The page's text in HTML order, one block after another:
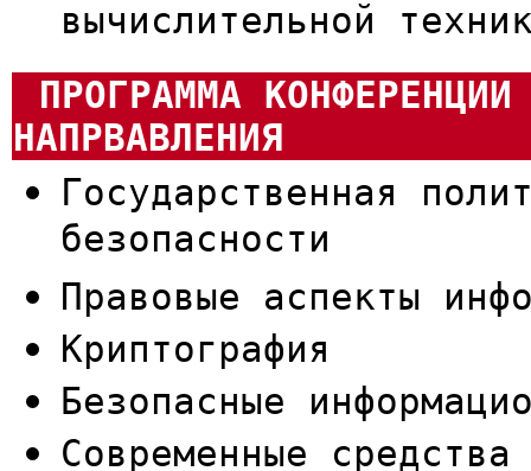
вычислительной
ПРОГРАММА
НАПРВАВЛЕНИЯ
Государственная
безопасности
Правовые аспекты
Криптография
Безопасные
Современные